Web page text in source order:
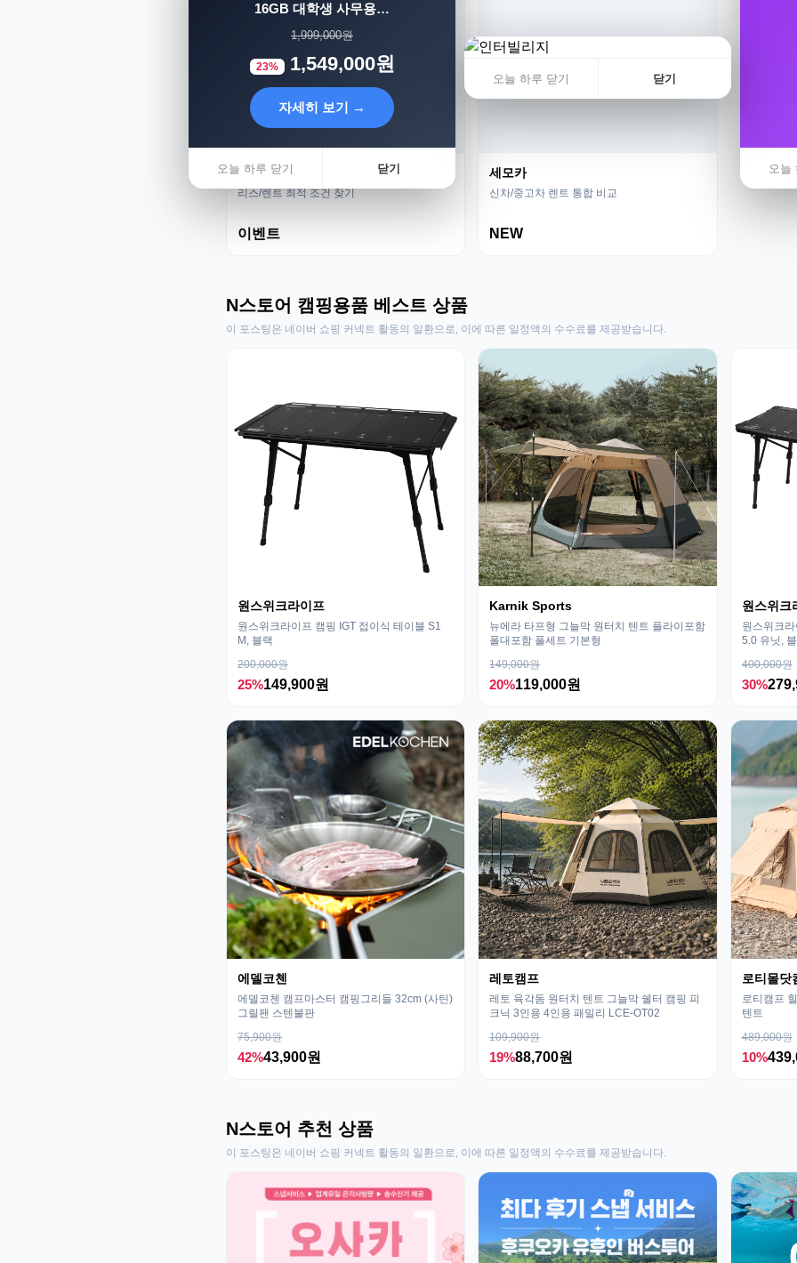
리스렌트 성지
리스/렌트 최적 조건 찾기
이벤트
세모카
신차/중고차 렌트 통합 비교
NEW
N스토어 캠핑용품 베스트 상품
이 포스팅은 네이버 쇼핑 커넥트 활동의 일환으로, 이에 따른 일정액의 수수료를 제공받습니다.
원스위크라이프
원스위크라이프 캠핑 IGT 접이식 테이블 S1
M, 블랙
200,000원
25%149,900원
Karnik Sports
뉴에라 타프형 그늘막 원터치 텐트 플라이포함
폴대포함 풀세트 기본형
149,000원
20%119,000원
원스위크
원스위크
5.0 유닛,
400,000원
30%
에델코첸
에델코첸 캠프마스터 캠핑그리들 32cm (사틴)
그릴팬 스텐불판
75,900원
42%43,900원
레토캠프
레토 육각돔 원터치 텐트 그늘막 쉘터 캠핑 피
크닉 3인용 4인용 패밀리 LCE-OT02
109,900원
19%88,700원
로티몰닷
로티캠프
텐트
489,000원
10%
N스토어 추천 상품
이 포스팅은 네이버 쇼핑 커넥트 활동의 일환으로, 이에 따른 일정액의 수수료를 제공받습니다.
오늘 하루 닫기 닫기
오늘
16GB 대학생 사무용…
1,999,000원
23% 1,549,000원
자세히 보기 →
오늘 하루 닫기 닫기